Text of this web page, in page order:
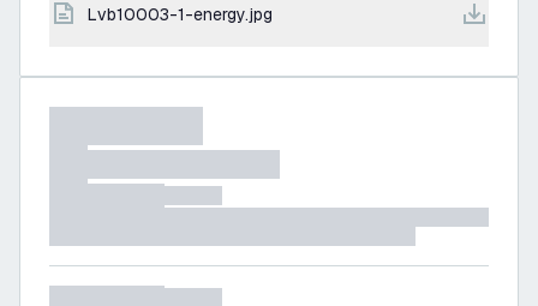
lvb10003-1-energy.jpg